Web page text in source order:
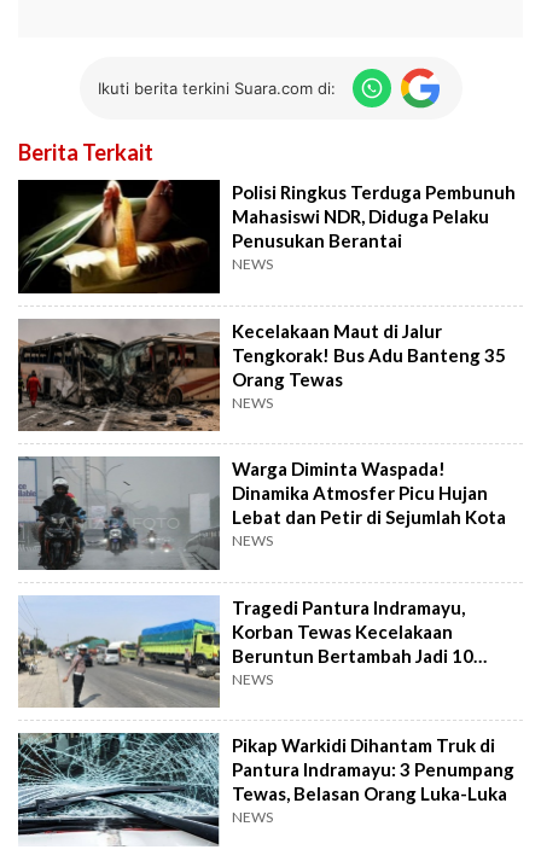
Ikuti berita terkini Suara.com di:
Berita Terkait
Polisi Ringkus Terduga Pembunuh
Mahasiswi NDR, Diduga Pelaku
Penusukan Berantai
NEWS
Kecelakaan Maut di Jalur
Tengkorak! Bus Adu Banteng 35
Orang Tewas
NEWS
Warga Diminta Waspada!
Dinamika Atmosfer Picu Hujan
Lebat dan Petir di Sejumlah Kota
NEWS
Tragedi Pantura Indramayu,
Korban Tewas Kecelakaan
Beruntun Bertambah Jadi 10
Orang
NEWS
Pikap Warkidi Dihantam Truk di
Pantura Indramayu: 3 Penumpang
Tewas, Belasan Orang Luka-Luka
NEWS